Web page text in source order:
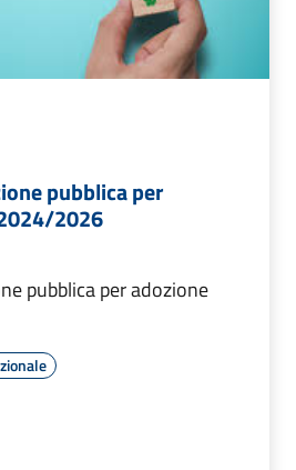
pubblica per
2026
pubblica per adozione